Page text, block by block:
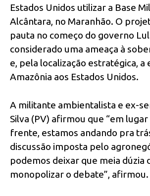
Estados Unidos utilizar a Base
Alcântara, no Maranhão. O
pauta no começo do governo
considerado uma ameaça à
e, pela localização estratégica, a
Amazônia aos Estados Unidos.
A militante ambientalista e ex-
Silva (PV) afirmou que “em
frente, estamos andando pra
discussão imposta pelo
podemos deixar que meia dúzia
monopolizar o debate”, afirmou.